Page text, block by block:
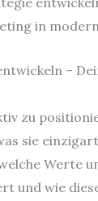
–
zu
sie
Werte
und wie